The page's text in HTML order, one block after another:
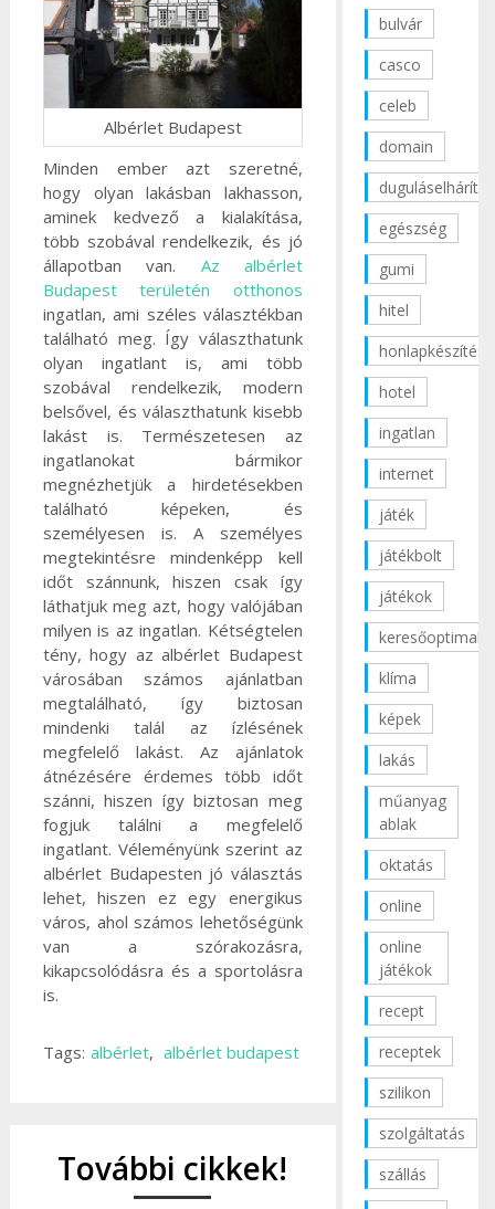
Albérlet Budapest
Minden ember azt szeretné,
hogy olyan lakásban lakhasson,
aminek kedvező a kialakítása,
több szobával rendelkezik, és jó
állapotban van. Az albérlet
Budapest területén otthonos
ingatlan, ami széles választékban
található meg. Így választhatunk
olyan ingatlant is, ami több
szobával rendelkezik, modern
belsővel, és választhatunk kisebb
lakást is. Természetesen az
ingatlanokat bármikor
megnézhetjük a hirdetésekben
található képeken, és
személyesen is. A személyes
megtekintésre mindenképp kell
időt szánnunk, hiszen csak így
láthatjuk meg azt, hogy valójában
milyen is az ingatlan. Kétségtelen
tény, hogy az albérlet Budapest
városában számos ajánlatban
megtalálható, így biztosan
mindenki talál az ízlésének
megfelelő lakást. Az ajánlatok
átnézésére érdemes több időt
szánni, hiszen így biztosan meg
fogjuk találni a megfelelő
ingatlant. Véleményünk szerint az
albérlet Budapesten jó választás
lehet, hiszen ez egy energikus
város, ahol számos lehetőségünk
van a szórakozásra,
kikapcsolódásra és a sportolásra
is.
Tags: albérlet, albérlet budapest
További cikkek!
bulvár
casco
celeb
domain
duguláselhárítás
egészség
gumi
hitel
honlapkészítés
hotel
ingatlan
internet
játék
játékbolt
játékok
klíma
képek
lakás
műanyag
ablak
oktatás
online
online
játékok
recept
receptek
szilikon
szolgáltatás
szállás